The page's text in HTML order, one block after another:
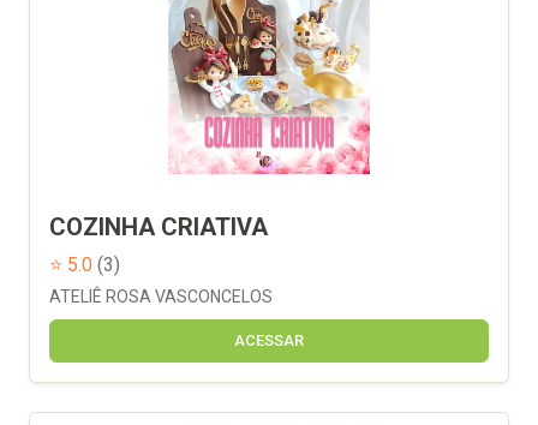
COZINHA CRIATIVA
⭐ 5.0 (3)
ATELIÊ ROSA VASCONCELOS
ACESSAR